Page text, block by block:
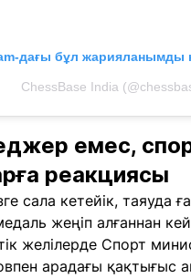
дағы бұл жарияланымды
ChessBase India
емес,
реакциясы
сала кетейік,
жеңіп алғаннан
желілерде Спорт
арадағы қақтығыс